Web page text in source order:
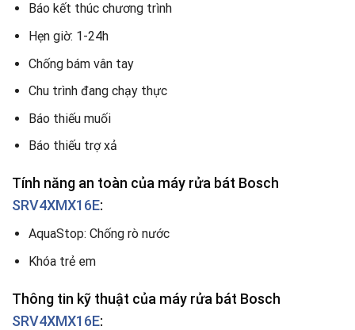
Báo kết thúc chương trình
Hẹn giờ: 1-24h
Chống bám vân tay
Chu trình đang chạy thực
Báo thiếu muối
Báo thiếu trợ xả
Tính năng an toàn của máy rửa bát Bosch
SRV4XMX16E:
AquaStop: Chống rò nước
Khóa trẻ em
Thông tin kỹ thuật của máy rửa bát Bosch
SRV4XMX16E: